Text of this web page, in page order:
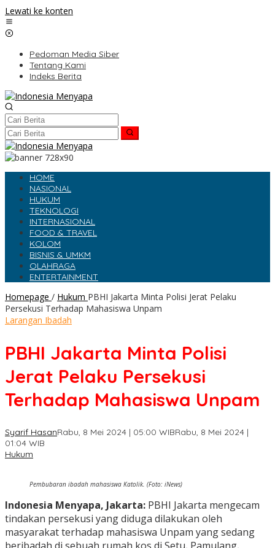
Lewati ke konten
Pedoman Media Siber
Tentang Kami
Indeks Berita
HOME
NASIONAL
HUKUM
TEKNOLOGI
INTERNASIONAL
FOOD & TRAVEL
KOLOM
BISNIS & UMKM
OLAHRAGA
ENTERTAINMENT
Homepage / Hukum PBHI Jakarta Minta Polisi Jerat Pelaku
Persekusi Terhadap Mahasiswa Unpam
Larangan Ibadah
PBHI Jakarta Minta Polisi
Jerat Pelaku Persekusi
Terhadap Mahasiswa Unpam
Syarif HasanRabu, 8 Mei 2024 | 05:00 WIBRabu, 8 Mei 2024 |
01:04 WIB
Hukum
Pembubaran ibadah mahasiswa Katolik. (Foto: iNews)
Indonesia Menyapa, Jakarta: PBHI Jakarta mengecam
tindakan persekusi yang diduga dilakukan oleh
masyarakat terhadap mahasiswa Unpam yang sedang